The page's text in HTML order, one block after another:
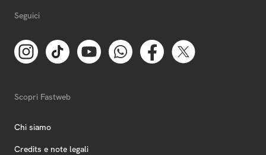
Seguici
Scopri Fastweb
Chi siamo
Credits e note legali